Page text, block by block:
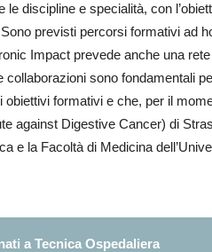
discipline e specialità, con
previsti percorsi formativi ad
Impact prevede anche una
sono fondamentali
formativi e che, per il
against Digestive Cancer) di
e la Facoltà di Medicina
a Tecnica Ospedaliera